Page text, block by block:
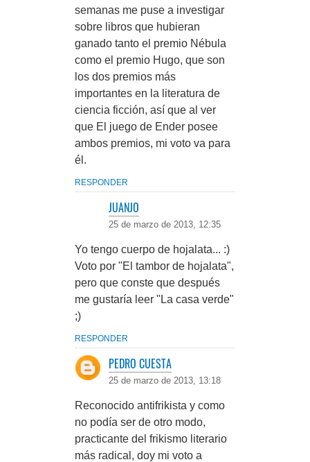
semanas me puse a investigar
sobre libros que hubieran
ganado tanto el premio Nébula
como el premio Hugo, que son
los dos premios más
importantes en la literatura de
ciencia ficción, así que al ver
que El juego de Ender posee
ambos premios, mi voto va para
él.
RESPONDER
JUANJO
25 de marzo de 2013, 12:35
Yo tengo cuerpo de hojalata... :)
Voto por "El tambor de hojalata",
pero que conste que después
me gustaría leer "La casa verde"
;)
RESPONDER
PEDRO CUESTA
25 de marzo de 2013, 13:18
Reconocido antifrikista y como
no podía ser de otro modo,
practicante del frikismo literario
más radical, doy mi voto a